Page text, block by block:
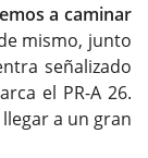
a caminar
mismo, junto
señalizado
el PR-A 26.
a un gran